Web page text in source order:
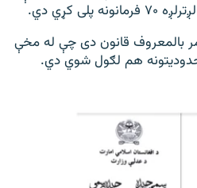
کړي دي.
بالمعروف قانون دی چې له مخې
هم لګول شوي دي.